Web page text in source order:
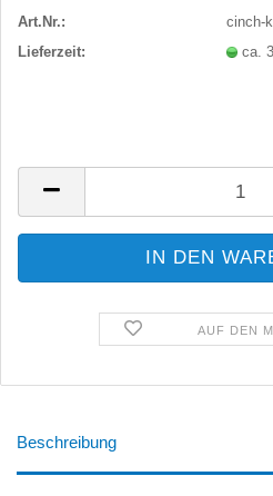
Art.Nr.:
cinch-
Lieferzeit:
ca.
AUF DEN
Beschreibung